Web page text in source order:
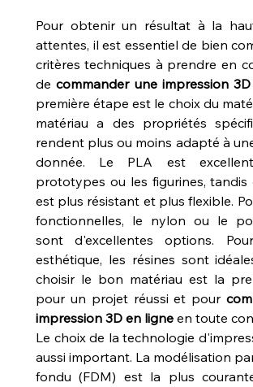
Pour obtenir un résultat à la
attentes, il est essentiel de bien
critères techniques à prendre en
de commander une impression
première étape est le choix du
matériau a des propriétés
rendent plus ou moins adapté à
donnée. Le PLA est
prototypes ou les figurines, tandis
est plus résistant et plus flexible.
fonctionnelles, le nylon ou le
sont d'excellentes options.
esthétique, les résines sont
choisir le bon matériau est la
pour un projet réussi et pour
impression 3D en ligne en toute
Le choix de la technologie
aussi important. La modélisation
fondu (FDM) est la plus